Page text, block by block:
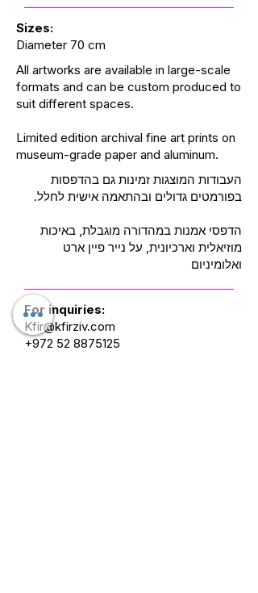
Sizes:
Diameter 70 cm
All artworks are available in large-scale
formats and can be custom produced to
suit different spaces.
Limited edition archival fine art prints on
museum-grade paper and aluminum.
העבודות המוצגות זמינות גם בהדפסות
בפורמטים גדולים ובהתאמה אישית לחלל.
הדפסי אמנות במהדורה מוגבלת, באיכות
מוזיאלית וארכיונית, על נייר פיין ארט
ואלומיניום
For inquiries:
Kfir@kfirziv.com
+972 52 8875125